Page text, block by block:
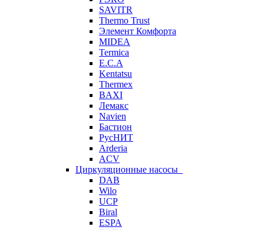
SAVITR
Thermo Trust
Элемент Комфорта
MIDEA
Termica
E.C.A
Kentatsu
Thermex
BAXI
Лемакс
Navien
Бастион
РусНИТ
Arderia
ACV
Циркуляционные насосы
DAB
Wilo
UCP
Biral
ESPA